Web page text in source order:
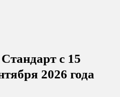
с 15
2026 года